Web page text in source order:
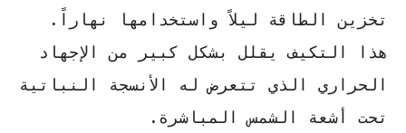
تخزين الطاقة ليلاً واستخدامها نهاراً.
هذا التكيف يقلل بشكل كبير من الإجهاد
الحراري الذي تتعرض له الأنسجة النباتية
تحت أشعة الشمس المباشرة.